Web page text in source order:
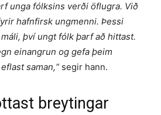
unga fólksins verði öflugra. Við
hafnfirsk ungmenni. Þessi
því ungt fólk þarf að hittast.
einangrun og gefa þeim
saman,“segir hann.
breytingar